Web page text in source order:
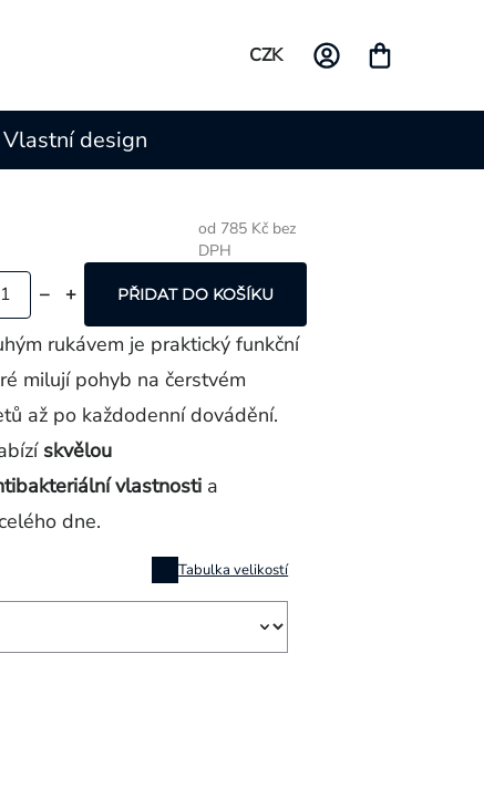
CZK
Vlastní design
od 785 Kč bez
DPH
Tabulka velikostí
PŘIDAT DO KOŠÍKU
rukávem je praktický funkční
milují pohyb na čerstvém
až po každodenní dovádění.
skvělou
vlastnosti a
dne.